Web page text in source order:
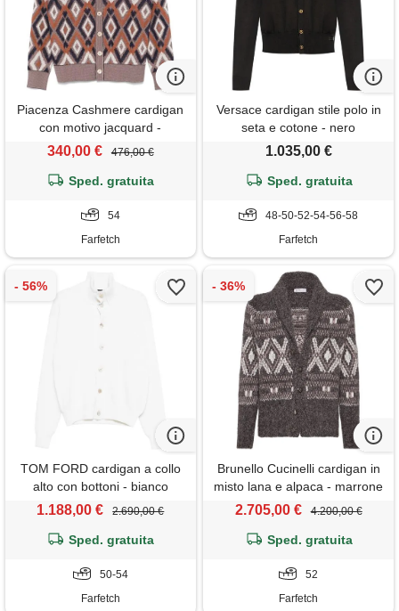
Piacenza Cashmere cardigan
con motivo jacquard -
marrone
340,00 € 476,00 €
Sped. gratuita
54
Farfetch
Versace cardigan stile polo in
seta e cotone - nero
1.035,00 €
Sped. gratuita
48-50-52-54-56-58
Farfetch
TOM FORD cardigan a collo
alto con bottoni - bianco
1.188,00 € 2.690,00 €
Sped. gratuita
50-54
Farfetch
Brunello Cucinelli cardigan in
misto lana e alpaca - marrone
2.705,00 € 4.200,00 €
Sped. gratuita
52
Farfetch